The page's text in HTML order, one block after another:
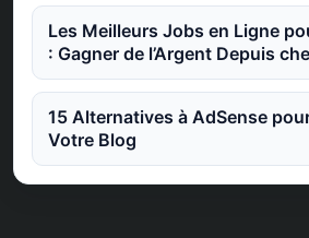
Les Meilleurs Jobs en Ligne
: Gagner de l’Argent Depuis
15 Alternatives à AdSense
Votre Blog